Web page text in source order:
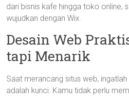
dari bisnis kafe hingga toko online,
wujudkan dengan Wix.
Desain Web
tapi Menarik
Saat merancang situs web,
adalah kunci. Kamu tidak perlu